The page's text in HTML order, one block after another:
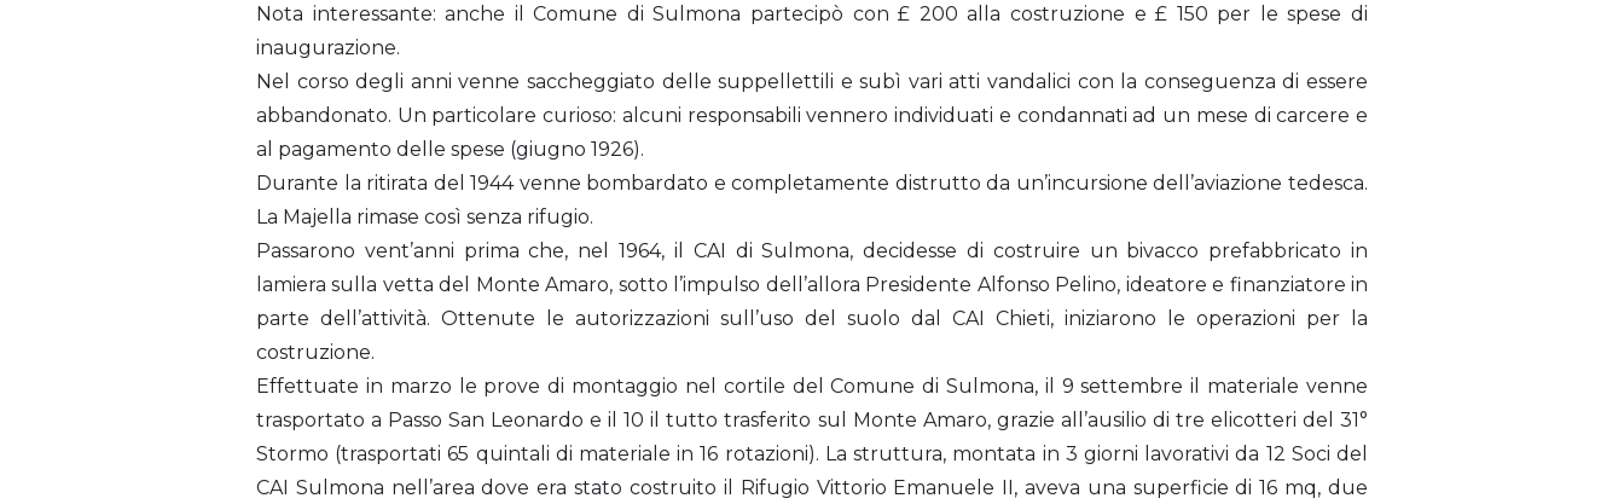
Nota interessante: anche il Comune di Sulmona partecipò con £ 200 alla costruzione e £ 150 per le spese di
inaugurazione.
Nel corso degli anni venne saccheggiato delle suppellettili e subì vari atti vandalici con la conseguenza di essere
abbandonato. Un particolare curioso: alcuni responsabili vennero individuati e condannati ad un mese di carcere e
al pagamento delle spese (giugno 1926).
Durante la ritirata del 1944 venne bombardato e completamente distrutto da un’incursione dell’aviazione tedesca.
La Majella rimase così senza rifugio.
Passarono vent’anni prima che, nel 1964, il CAI di Sulmona, decidesse di costruire un bivacco prefabbricato in
lamiera sulla vetta del Monte Amaro, sotto l’impulso dell’allora Presidente Alfonso Pelino, ideatore e finanziatore in
parte dell’attività. Ottenute le autorizzazioni sull’uso del suolo dal CAI Chieti, iniziarono le operazioni per la
costruzione.
Effettuate in marzo le prove di montaggio nel cortile del Comune di Sulmona, il 9 settembre il materiale venne
trasportato a Passo San Leonardo e il 10 il tutto trasferito sul Monte Amaro, grazie all’ausilio di tre elicotteri del 31°
Stormo (trasportati 65 quintali di materiale in 16 rotazioni). La struttura, montata in 3 giorni lavorativi da 12 Soci del
CAI Sulmona nell’area dove era stato costruito il Rifugio Vittorio Emanuele II, aveva una superficie di 16 mq, due